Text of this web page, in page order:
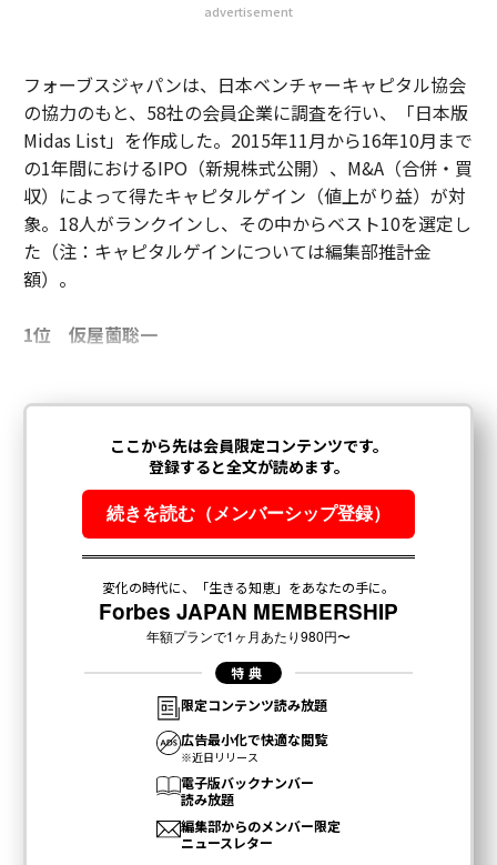
advertisement
フォーブスジャパンは、日本ベンチャーキャピタル協会
の協力のもと、58社の会員企業に調査を行い、「日本版
Midas List」を作成した。2015年11月から16年10月まで
の1年間におけるIPO（新規株式公開）、M&A（合併・買
収）によって得たキャピタルゲイン（値上がり益）が対
象。18人がランクインし、その中からベスト10を選定し
た（注：キャピタルゲインについては編集部推計金
額）。
1位 仮屋薗聡一